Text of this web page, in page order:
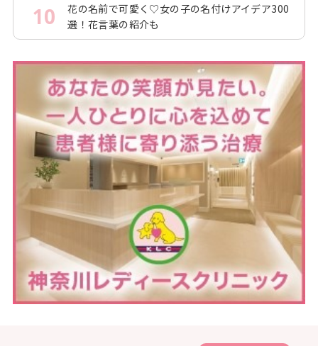
10
花の名前で可愛く♡女の子の名付けアイデア300
選！花言葉の紹介も